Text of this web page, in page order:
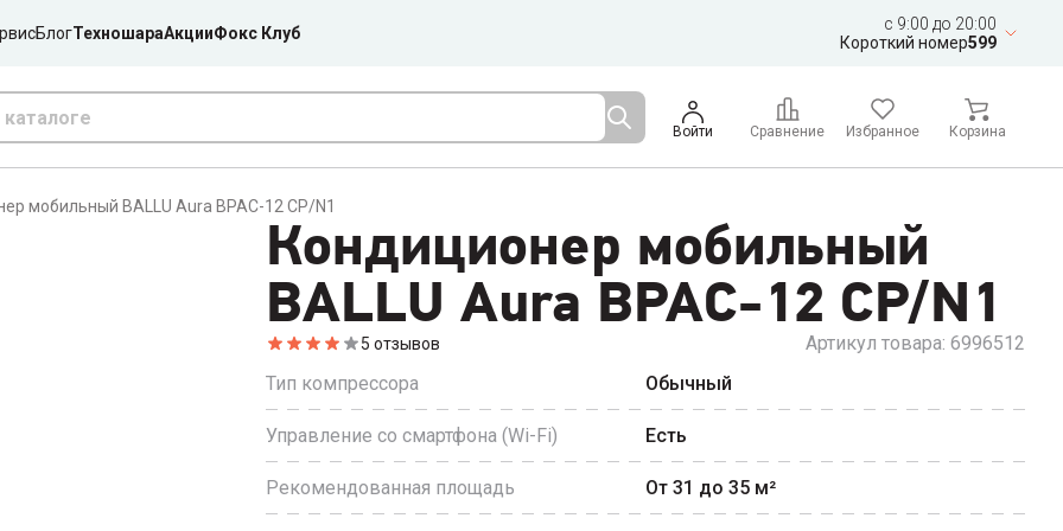
БлогТехношараАкцииФокс Клуб
c 9:00 до 20:00
Короткий номер599
Войти Сравнение Избранное Корзина
мобильный BALLU Aura BPAC-12 CP/N1
Кондиционер мобильный
BALLU Aura BPAC-12 CP/N1
5 отзывов Артикул товара: 6996512
Тип компрессора
Обычный
Управление со смартфона (Wi-Fi) Есть
Рекомендованная площадь От 31 до 35 м²